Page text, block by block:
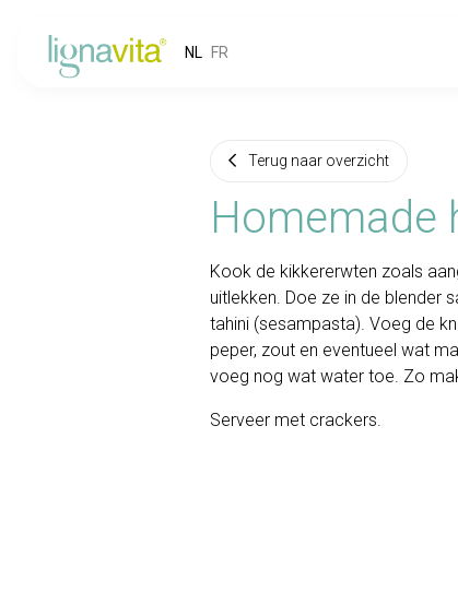
NL FR
Terug naar overzicht
Homemade
Kook de kikkererwten zoals
uitlekken. Doe ze in de blender
tahini (sesampasta). Voeg de
peper, zout en eventueel wat
voeg nog wat water toe. Zo
Serveer met crackers.